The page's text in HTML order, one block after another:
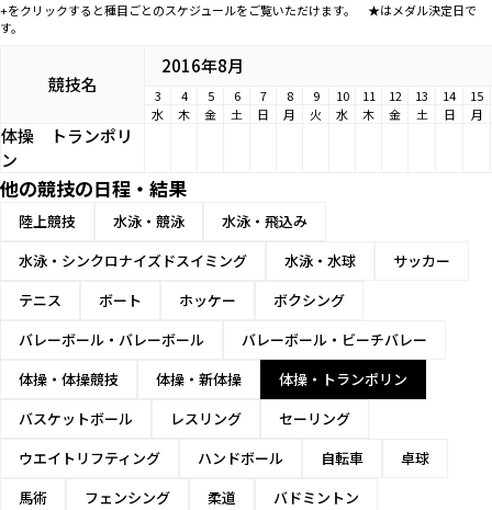
+をクリックすると種目ごとのスケジュールをご覧いただけます。 ★はメダル決定日で
す。
競技名
2016年8月
3 4 5 6 7 8 9 10 11 12 13 14
15
水
木 金 土 日 月 火 水 木 金 土 日 月
体操
トランポリ
ン
他の競技の日程・結果
陸上競技 水泳・競泳
水泳・飛込み
水泳・シンクロナイズドスイミング
水泳・水球
サッカー
テニス
ボート ホッケー
ボクシング
バレーボール・バレーボール
バレーボール・ビーチバレー
体操・体操競技
体操・新体操
体操・トランポリン
バスケットボール
レスリング
セーリング
ウエイトリフティング
ハンドボール 自転車
卓球
馬術
フェンシング 柔道
バドミントン